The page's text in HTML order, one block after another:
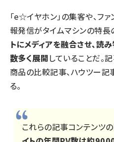
「e☆イヤホン」の集客や、フ
報発信がタイムマシンの特長
トにメディアを融合させ、読
数多く展開していることだ。
商品の比較記事、ハウツー
る。
これらの記事コンテンツ